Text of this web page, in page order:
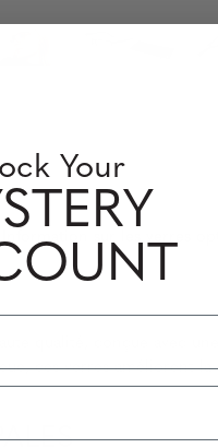
Information sur les verres
qualité, conçue avec
ces verres améliorent
Your